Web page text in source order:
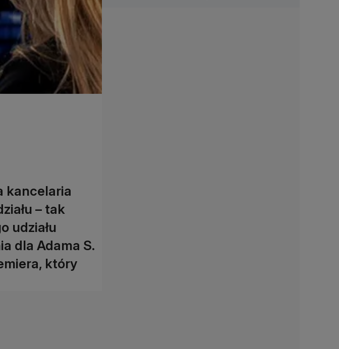
kancelaria
– tak
udziału
dla Adama S.
który